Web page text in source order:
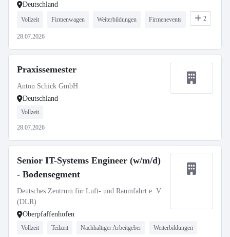
Deutschland
Vollzeit Firmenwagen Weiterbildungen Firmenevents 2
28.07.2026
Praxissemester
Anton Schick GmbH
Deutschland
Vollzeit
28.07.2026
Senior IT-Systems Engineer (w/m/d)
- Bodensegment
Deutsches Zentrum für Luft- und Raumfahrt e. V.
(DLR)
Oberpfaffenhofen
Vollzeit Teilzeit Nachhaltiger Arbeitgeber Weiterbildungen